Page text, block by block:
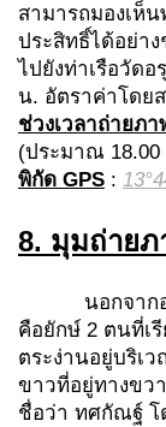
สามารถมองเห็
ประสิทธิ์ได้อย่า
ไปยังท่าเรือวัดอ
น. อัตราค่าโดย
ช่วงเวลาถ่ายภ
(ประมาณ
พิกัด GPS :
8. มุมถ่าย
นอกจากองค์
คือยักษ์ 2 ตนที่เ
ตระง่านอยู่บริเ
ขาวที่อยู่ทางขว
ชื่อว่า ทศกัณฐ์ โ